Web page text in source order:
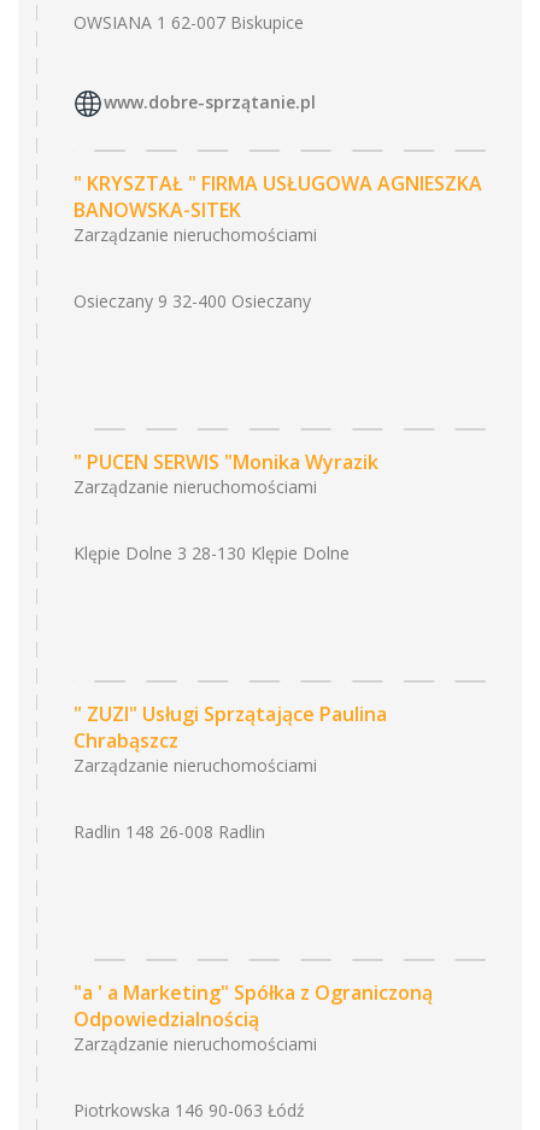
OWSIANA 1 62-007 Biskupice
www.dobre-sprzątanie.pl
" KRYSZTAŁ " FIRMA USŁUGOWA AGNIESZKA
BANOWSKA-SITEK
Zarządzanie nieruchomościami
Osieczany 9 32-400 Osieczany
" PUCEN SERWIS "Monika Wyrazik
Zarządzanie nieruchomościami
Klępie Dolne 3 28-130 Klępie Dolne
" ZUZI" Usługi Sprzątające Paulina
Chrabąszcz
Zarządzanie nieruchomościami
Radlin 148 26-008 Radlin
"a ' a Marketing" Spółka z Ograniczoną
Odpowiedzialnością
Zarządzanie nieruchomościami
Piotrkowska 146 90-063 Łódź